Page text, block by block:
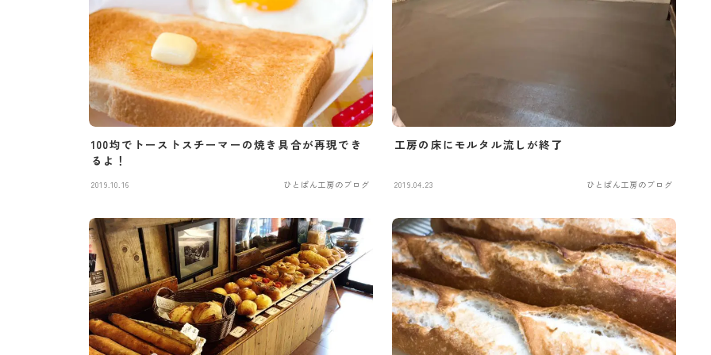
100均でトーストスチーマーの焼き具合が再現でき
るよ！
2019.10.16 ひとぱん工房のブログ
工房の床にモルタル流しが終了
2019.04.23 ひとぱん工房のブログ